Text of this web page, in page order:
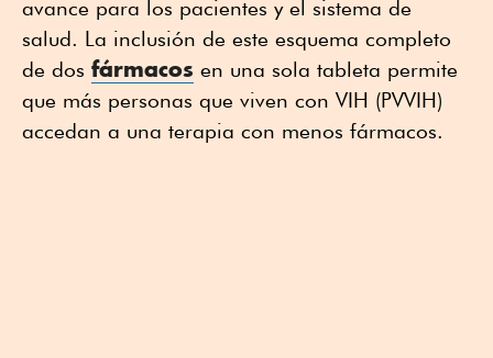
avance para los pacientes y el sistema de
salud. La inclusión de este esquema completo
de dos fármacos en una sola tableta permite
que más personas que viven con VIH (PVVIH)
accedan a una terapia con menos fármacos.